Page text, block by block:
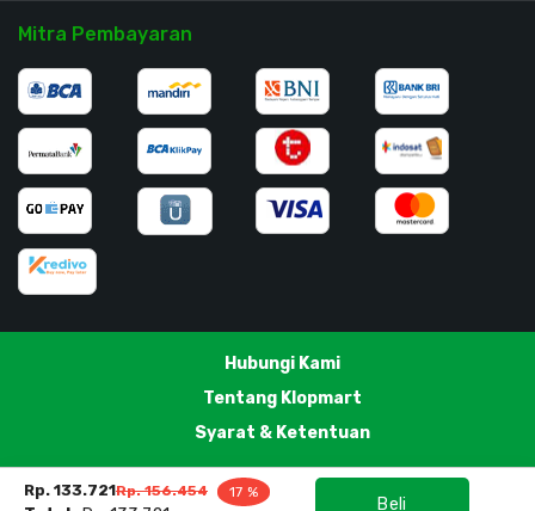
Rp. 133.721Rp. 156.454 17 %
Beli
Mitra Pembayaran
Hubungi Kami
Tentang Klopmart
Syarat & Ketentuan
PT. Klopmart @ 2018. All Rights Reserved.